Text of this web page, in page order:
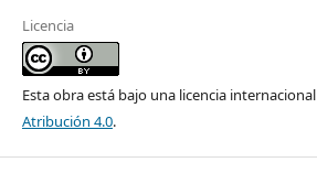
Licencia
Esta obra está bajo una licencia internacional
Atribución 4.0.